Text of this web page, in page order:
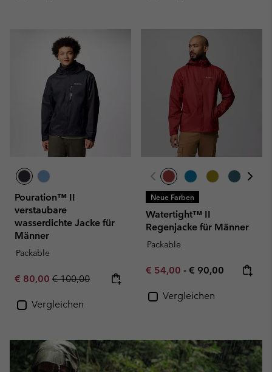
Pouration™ II
verstaubare
wasserdichte Jacke für
Männer
Packable
Sale price:
€ 80,00 Regular price:
€ 100,00
Vergleichen
Neue Farben
Watertight™ II
Regenjacke für Männer
Packable
Minimum sale price:
€ 54,00 - Maximum price:
€ 90,00
Vergleichen